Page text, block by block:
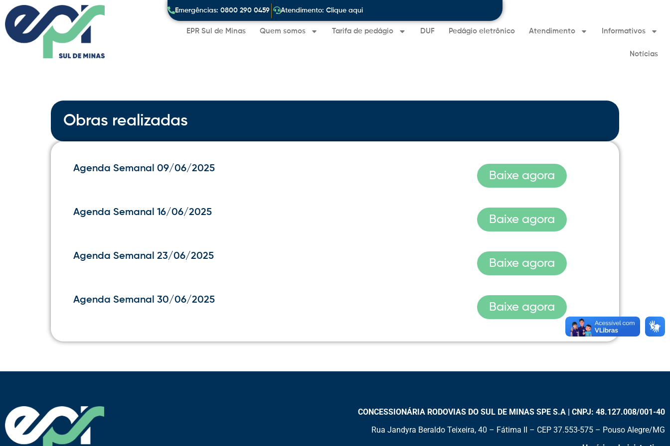
Emergências: 0800 290 0459 Atendimento: Clique aqui
EPR Sul de Minas Quem somos Tarifa de pedágio DUF Pedágio eletrônico Atendimento Informativos
Notícias
Obras realizadas
Agenda Semanal 09/06/2025
Baixe agora
Agenda Semanal 16/06/2025
Baixe agora
Agenda Semanal 23/06/2025
Baixe agora
Agenda Semanal 30/06/2025
Baixe agora
CONCESSIONÁRIA RODOVIAS DO SUL DE MINAS SPE S.A | CNPJ: 48.127.008/001-40
Rua Jandyra Beraldo Teixeira, 40 – Fátima II – CEP 37.553-575 – Pouso Alegre/MG